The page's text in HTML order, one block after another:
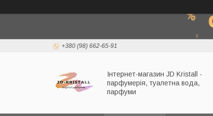
+380 (98) 662-65-91
Інтернет-магазин JD Kristall -
парфумерія, туалетна вода,
парфуми